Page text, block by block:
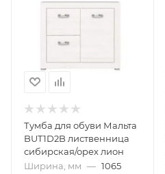
Тумба для обуви Мальта
BUT1D2B лиственница
сибирская/орех лион
Ширина, мм — 1065